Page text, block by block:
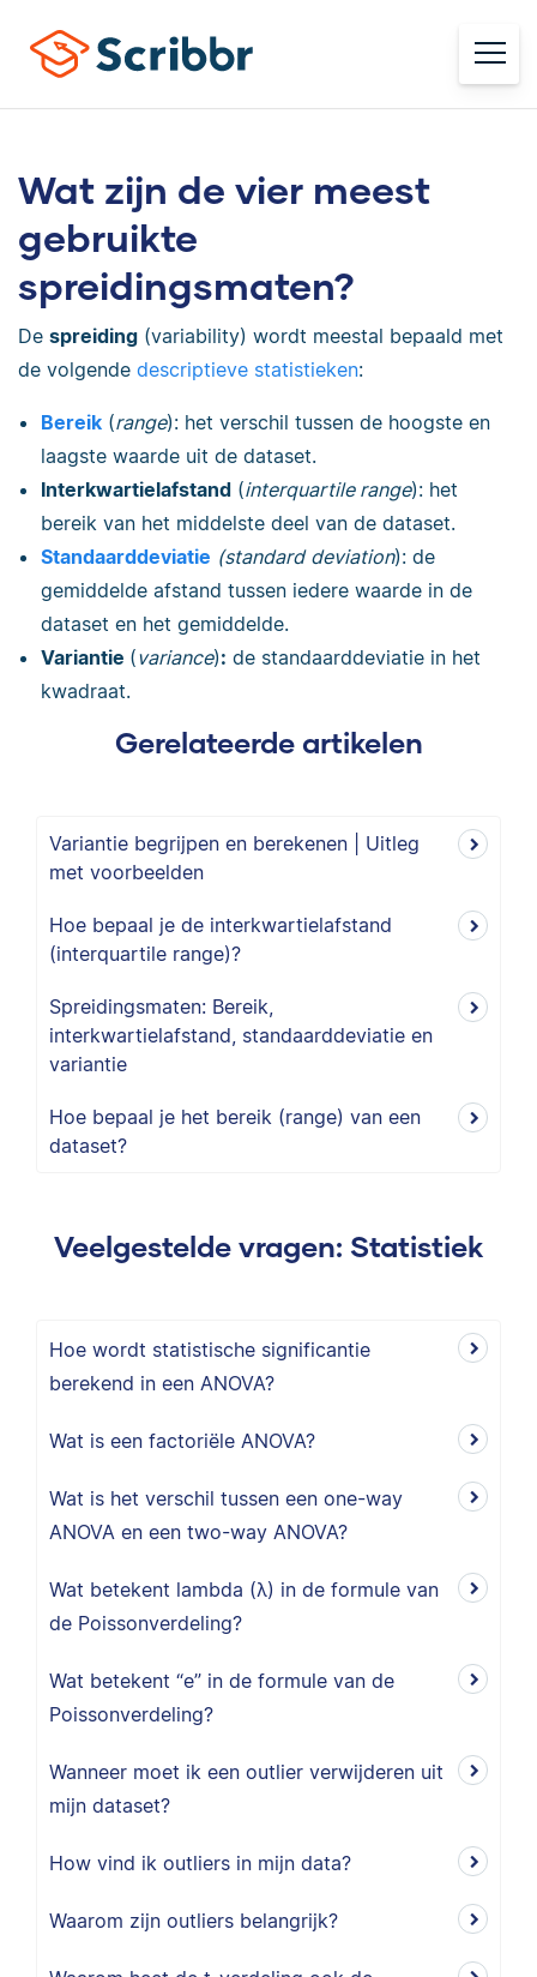
Wat zijn de vier meest
gebruikte
spreidingsmaten?
De spreiding (variability) wordt meestal bepaald met
de volgende descriptieve statistieken:
Bereik (range): het verschil tussen de hoogste en
laagste waarde uit de dataset.
Interkwartielafstand (interquartile range): het
bereik van het middelste deel van de dataset.
Standaarddeviatie (standard deviation): de
gemiddelde afstand tussen iedere waarde in de
dataset en het gemiddelde.
Variantie (variance): de standaarddeviatie in het
kwadraat.
Gerelateerde artikelen
Variantie begrijpen en berekenen | Uitleg
met voorbeelden
Hoe bepaal je de interkwartielafstand
(interquartile range)?
Spreidingsmaten: Bereik,
interkwartielafstand, standaarddeviatie en
variantie
Hoe bepaal je het bereik (range) van een
dataset?
Veelgestelde vragen: Statistiek
Hoe wordt statistische significantie
berekend in een ANOVA?
Wat is een factoriële ANOVA?
Wat is het verschil tussen een one-way
ANOVA en een two-way ANOVA?
Wat betekent lambda (λ) in de formule van
de Poissonverdeling?
Wat betekent “e” in de formule van de
Poissonverdeling?
Wanneer moet ik een outlier verwijderen uit
mijn dataset?
How vind ik outliers in mijn data?
Waarom zijn outliers belangrijk?